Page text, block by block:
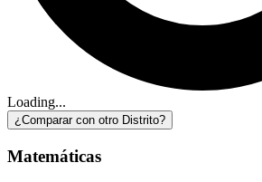
Loading...
¿Comparar con otro Distrito?
Matemáticas